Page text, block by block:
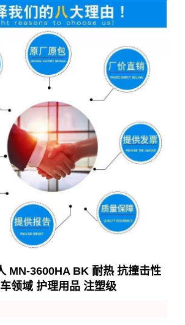
MN-3600HA BK 耐热 抗撞击性
领域 护理用品 注塑级